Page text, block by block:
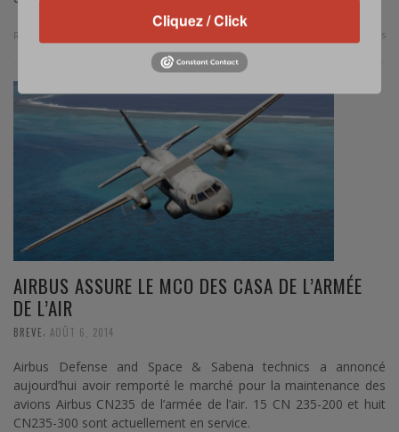
Read more 0 Comments
AIRBUS ASSURE LE MCO DES CASA DE L’ARMÉE
DE L’AIR
BREVE AOÛT 6, 2014
Airbus Defense and Space & Sabena technics a annoncé
aujourd’hui avoir remporté le marché pour la maintenance des
avions Airbus CN235 de l’armée de l’air. 15 CN 235-200 et huit
CN235-300 sont actuellement en service.
Cliquez / Click